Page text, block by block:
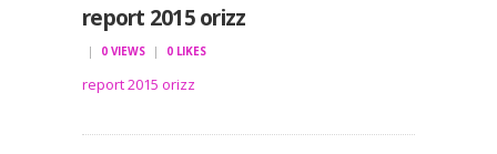
CHI SIAMO
report 2015 orizz
0 VIEWS 0 LIKES
report 2015 orizz